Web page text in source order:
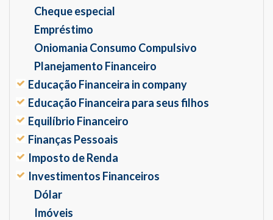
Cheque especial
Empréstimo
Oniomania Consumo Compulsivo
Planejamento Financeiro
Educação Financeira in company
Educação Financeira para seus filhos
Equilíbrio Financeiro
Finanças Pessoais
Imposto de Renda
Investimentos Financeiros
Dólar
Imóveis